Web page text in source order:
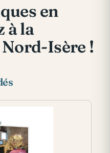
en
à la
Isère !